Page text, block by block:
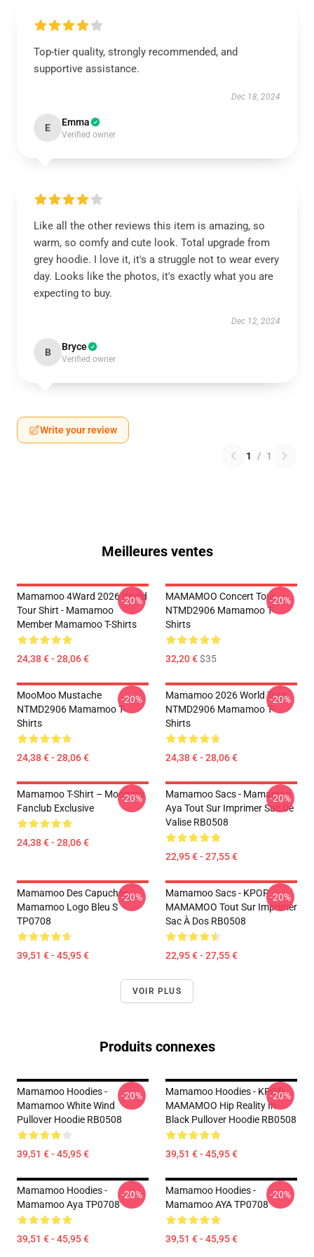
Top-tier quality, strongly recommended, and
supportive assistance.
Dec 18, 2024
E Emma
Verified owner
Like all the other reviews this item is amazing, so
warm, so comfy and cute look. Total upgrade from
grey hoodie. I love it, it's a struggle not to wear every
day. Looks like the photos, it's exactly what you are
expecting to buy.
Dec 12, 2024
B Bryce
Verified owner
Write your review
1 / 1
Meilleures ventes
Mamamoo 4Ward 2026 World
Tour Shirt - Mamamoo
Member Mamamoo T-Shirts
24,38 € - 28,06 €
-20%
MAMAMOO Concert Tour
NTMD2906 Mamamoo T-
Shirts
32,20 €$35
-20%
MooMoo Mustache
NTMD2906 Mamamoo T-
Shirts
24,38 € - 28,06 €
-20%
Mamamoo 2026 World Tour
NTMD2906 Mamamoo T-
Shirts
24,38 € - 28,06 €
-20%
Mamamoo T-Shirt – Moomoo
Fanclub Exclusive
24,38 € - 28,06 €
-20%
Mamamoo Sacs - Mamamoo
Aya Tout Sur Imprimer Sac De
Valise RB0508
22,95 € - 27,55 €
-20%
Mamamoo Des Capuches...
Mamamoo Logo Bleu S
TP0708
39,51 € - 45,95 €
-20%
Mamamoo Sacs - KPOP
MAMAMOO Tout Sur Imprimer
Sac À Dos RB0508
22,95 € - 27,55 €
-20%
VOIR PLUS
Produits connexes
Mamamoo Hoodies -
Mamamoo White Wind
Pullover Hoodie RB0508
39,51 € - 45,95 €
-20%
Mamamoo Hoodies - KPOP
MAMAMOO Hip Reality In
Black Pullover Hoodie RB0508
39,51 € - 45,95 €
-20%
Mamamoo Hoodies -
Mamamoo Aya TP0708
39,51 € - 45,95 €
-20%
Mamamoo Hoodies -
Mamamoo AYA TP0708
39,51 € - 45,95 €
-20%